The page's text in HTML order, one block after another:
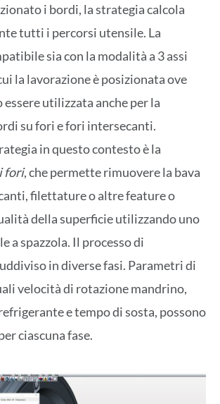
i bordi, la strategia calcola
tutti i percorsi utensile. La
sia con la modalità a 3 assi
la lavorazione è posizionata ove
essere utilizzata anche per la
su fori e fori intersecanti.
in questo contesto è la
fori, che permette rimuovere la bava
filettature o altre feature o
della superficie utilizzando uno
a spazzola. Il processo di
in diverse fasi. Parametri di
velocità di rotazione mandrino,
e tempo di sosta, possono
ciascuna fase.